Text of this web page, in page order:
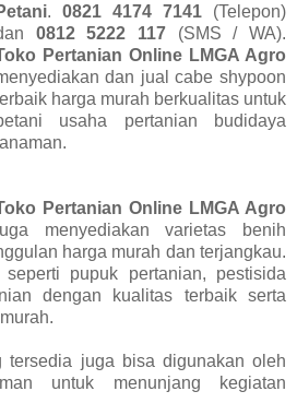
. 0821 4174 7141(Telepon)
0812 5222 117(SMS / WA).
Pertanian Online LMGA Agro
dan jual cabe shypoon
harga murah berkualitas untuk
usaha pertanian budidaya
Pertanian Online LMGA Agro
menyediakan varietas benih
harga murah dan terjangkau.
pupuk pertanian, pestisida
dengan kualitas terbaik serta
tersedia juga bisa digunakan oleh
untuk menunjang kegiatan